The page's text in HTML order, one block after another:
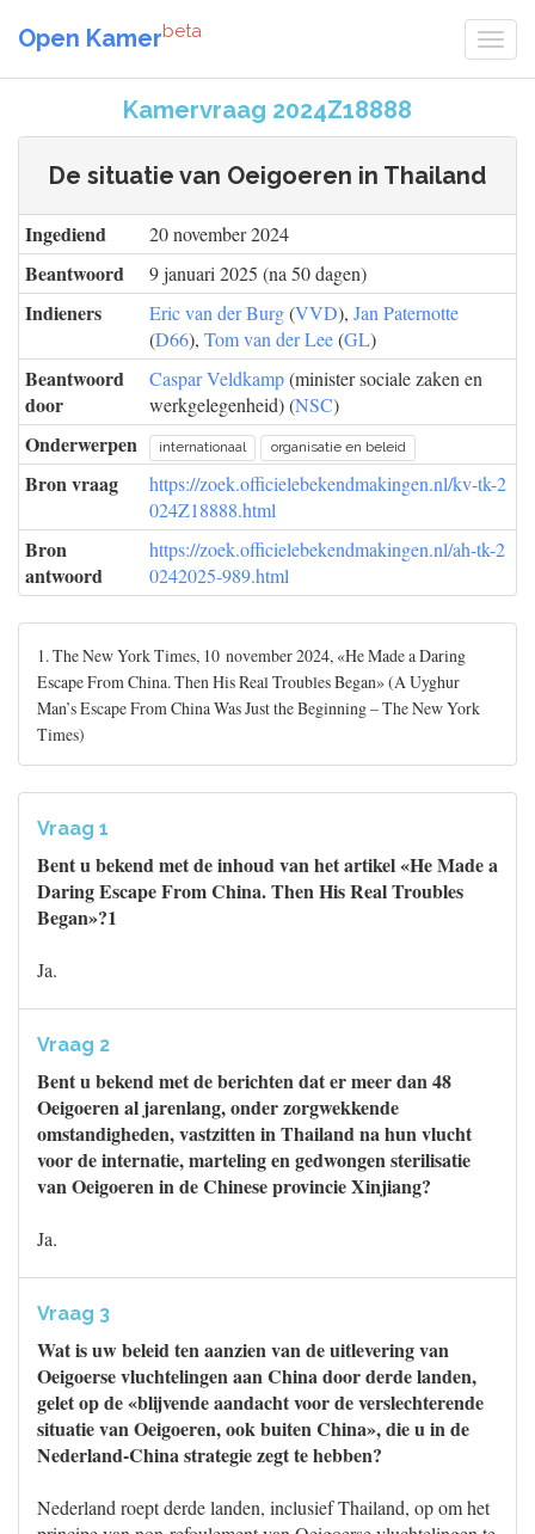
Open Kamerbeta
Kamervraag 2024Z18888
De situatie van Oeigoeren in Thailand
Ingediend 20 november 2024
Beantwoord 9 januari 2025 (na 50 dagen)
Indieners Eric van der Burg(VVD), Jan Paternotte
(D66), Tom van der Lee(GL)
Beantwoord
door
Caspar Veldkamp(minister sociale zaken en
werkgelegenheid) (NSC)
Onderwerpen internationaal organisatie en beleid
Bron vraag
https://zoek.officielebekendmakingen.nl/kv-tk-2
024Z18888.html
Bron
antwoord
https://zoek.officielebekendmakingen.nl/ah-tk-2
0242025-989.html
1. The New York Times, 10 november 2024, «He Made a Daring
Escape From China. Then His Real Troubles Began» (A Uyghur
Man’s Escape From China Was Just the Beginning – The New York
Times)
Vraag 1
Bent u bekend met de inhoud van het artikel «He Made a
Daring Escape From China. Then His Real Troubles
Began»?1
Ja.
Vraag 2
Bent u bekend met de berichten dat er meer dan 48
Oeigoeren al jarenlang, onder zorgwekkende
omstandigheden, vastzitten in Thailand na hun vlucht
voor de internatie, marteling en gedwongen sterilisatie
van Oeigoeren in de Chinese provincie Xinjiang?
Ja.
Vraag 3
Wat is uw beleid ten aanzien van de uitlevering van
Oeigoerse vluchtelingen aan China door derde landen,
gelet op de «blijvende aandacht voor de verslechterende
situatie van Oeigoeren, ook buiten China», die u in de
Nederland-China strategie zegt te hebben?
Nederland roept derde landen, inclusief Thailand, op om het